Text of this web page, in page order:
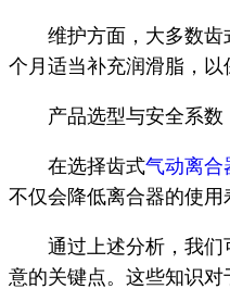
维护方面，大多数齿
个月适当补充润滑脂，以
产品选型与安全系数
在选择齿式气动离合
不仅会降低离合器的使用
通过上述分析，我们
意的关键点。这些知识对